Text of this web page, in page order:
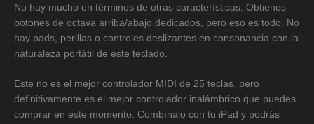
No hay mucho en términos de otras características. Obtienes
botones de octava arriba/abajo dedicados, pero eso es todo. No
hay pads, perillas o controles deslizantes en consonancia con la
naturaleza portátil de este teclado.
Este no es el mejor controlador MIDI de 25 teclas, pero
definitivamente es el mejor controlador inalámbrico que puedes
comprar en este momento. Combínalo con tu iPad y podrás